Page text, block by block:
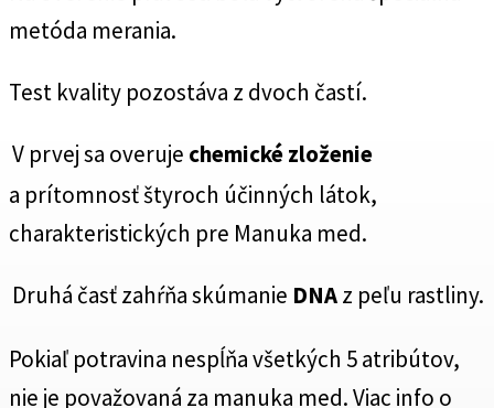
metóda merania.
Test kvality pozostáva z dvoch častí.
V prvej sa overuje chemické zloženie
a prítomnosť štyroch účinných látok,
charakteristických pre Manuka med.
Druhá časť zahŕňa skúmanie DNAz peľu rastliny.
Pokiaľ potravina nespĺňa všetkých 5 atribútov,
nie je považovaná za manuka med. Viac info o